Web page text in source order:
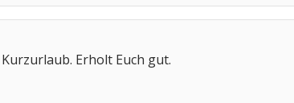
Erholt Euch gut.